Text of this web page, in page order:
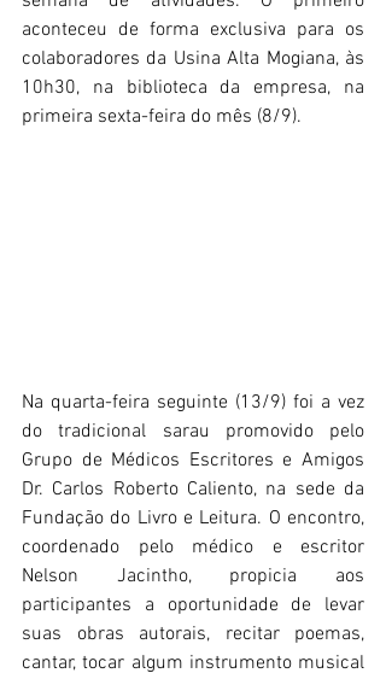
aconteceu de forma exclusiva para os
colaboradores da Usina Alta Mogiana, às
10h30, na biblioteca da empresa, na
primeira sexta-feira do mês (8/9).
Na quarta-feira seguinte (13/9) foi a vez
do tradicional sarau promovido pelo
Grupo de Médicos Escritores e Amigos
Dr. Carlos Roberto Caliento, na sede da
Fundação do Livro e Leitura. O encontro,
coordenado pelo médico e escritor
Nelson Jacintho, propicia aos
participantes a oportunidade de levar
suas obras autorais, recitar poemas,
cantar, tocar algum instrumento musical